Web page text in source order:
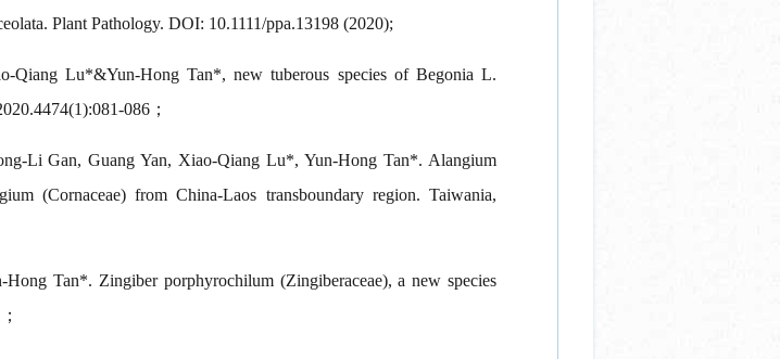
Plant Pathology. DOI: 10.1111/ppa.13198 (2020);
Qiang Lu*&Yun-Hong Tan*, new tuberous species of Begonia L.
086；
Li Gan, Guang Yan, Xiao-Qiang Lu*, Yun-Hong Tan*. Alangium
(Cornaceae) from China-Laos transboundary region. Taiwania,
Tan*. Zingiber porphyrochilum (Zingiberaceae), a new species